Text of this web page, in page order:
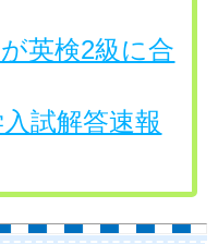
英検2級に合
試解答速報